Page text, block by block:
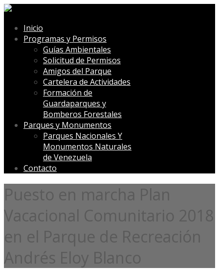
Inicio
Programas y Permisos
Guías Ambientales
Solicitud de Permisos
Amigos del Parque
Cartelera de Actividades
Formación de
Guardaparques y
Bomberos Forestales
Parques y Monumentos
Parques Nacionales Y
Monumentos Naturales
de Venezuela
Contacto
Puesto en marcha Plan
Vacacional Comunitario 2018
en el Parque de Recreación
Andrés Eloy Blanco